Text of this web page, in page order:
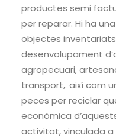
productes semi
per reparar. Hi ha
objectes
desenvolupament
agropecuari,
transport,. així com
peces per reciclar
econòmica
activitat, vinculada